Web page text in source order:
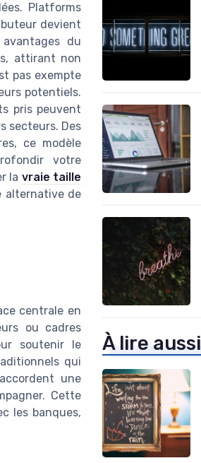
Platforms
devient
du
attirant non
pas exempte
potentiels.
pris peuvent
secteurs. Des
ce modèle
votre
la vraie taille
alternative de
centrale en
ou cadres
soutenir le
qui
une
Cette
les banques,
À lire aussi